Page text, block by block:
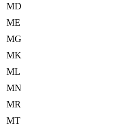
MD
ME
MG
MK
ML
MN
MR
MT